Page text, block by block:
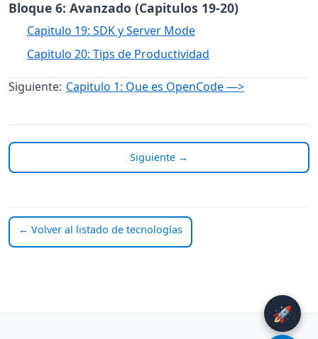
Bloque 6: Avanzado (Capitulos 19-20)
Capitulo 19: SDK y Server Mode
Capitulo 20: Tips de Productividad
Siguiente: Capitulo 1: Que es OpenCode —>
Siguiente →
← Volver al listado de tecnologías
🚀